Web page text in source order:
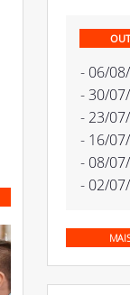
- 06/
- 30/
- 23/
- 16/
- 08/
- 02/